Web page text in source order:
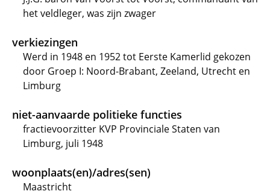
het veldleger, was zijn zwager
verkiezingen
Werd in 1948 en 1952 tot Eerste Kamerlid gekozen
door Groep I: Noord-Brabant, Zeeland, Utrecht en
Limburg
niet-aanvaarde politieke functies
fractievoorzitter KVP Provinciale Staten van
Limburg, juli 1948
woonplaats(en)/adres(sen)
Maastricht